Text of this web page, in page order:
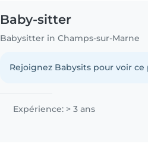
Baby-sitter
Babysitter in Champs-sur-Marne
Rejoignez Babysits pour voir
Expérience: > 3 ans